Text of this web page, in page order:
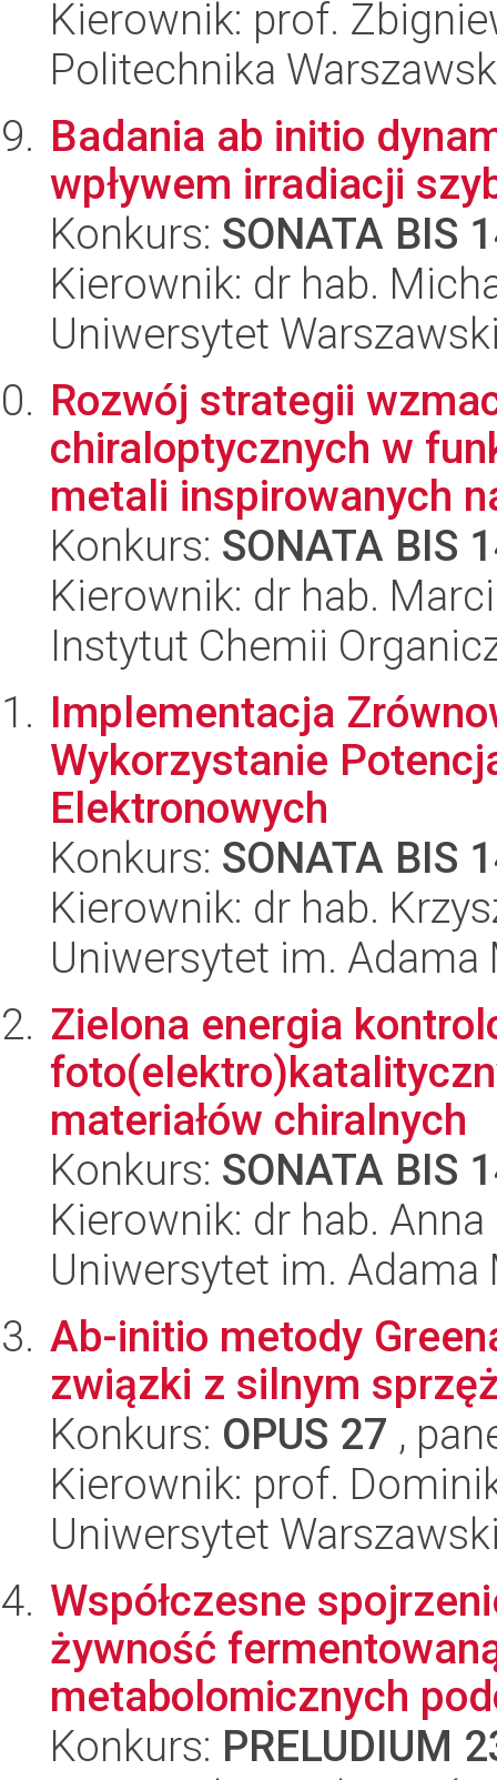
Kierownik: prof.
Politechnika
Badania ab initio
wpływem irradiacji
Konkurs: SONATA BIS
Kierownik: dr hab.
Uniwersytet
Rozwój strategii
chiraloptycznych w
metali inspirowanych
Konkurs: SONATA BIS
Kierownik: dr hab.
Instytut Chemii
Implementacja
Wykorzystanie
Elektronowych
Konkurs: SONATA BIS
Kierownik: dr hab.
Uniwersytet im.
Zielona energia
materiałów chiralnych
Konkurs: SONATA BIS
Kierownik: dr hab.
Uniwersytet im.
Ab-initio metody
związki z silnym
Konkurs: OPUS 27 ,
Kierownik: prof.
Uniwersytet
Współczesne
żywność
metabolomicznych
Konkurs: PRELUDIUM